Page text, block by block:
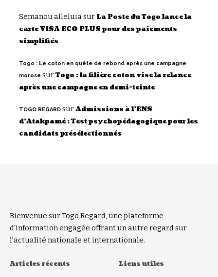
Semanou alleluia surLa Poste du Togo lance la
carte VISA ECO PLUS pour des paiements
simplifiés
Togo : Le coton en quête de rebond après une campagne
morose surTogo : la filière coton vise la relance
après une campagne en demi-teinte
TOGO REGARD surAdmissions à l’ENS
d’Atakpamé : Test psychopédagogique pour les
candidats présélectionnés
Bienvenue sur Togo Regard, une plateforme
d’information engagée offrant un autre regard sur
l’actualité nationale et internationale.
Articles récents Liens utiles